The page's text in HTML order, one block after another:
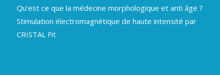
Qu’est ce que la médecine morphologique et anti âge ?
Stimulation électromagnétique de haute intensité par
CRISTAL Fit